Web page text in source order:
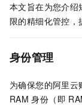
本文旨在为您介绍
限的精细化管控，
身份管理
为确保您的阿里
RAM 身份（即